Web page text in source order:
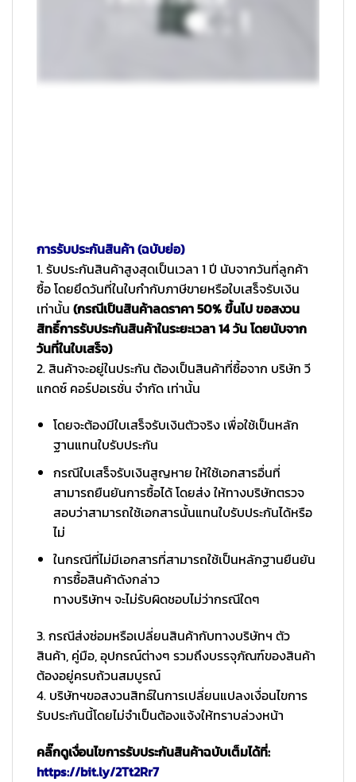
การรับประกันสินค้า (ฉบับย่อ)
1. รับประกันสินค้าสูงสุดเป็นเวลา 1 ปี นับจากวันที่ลูกค้า
ซื้อ โดยยึดวันที่ในใบกำกับภาษีขายหรือใบเสร็จรับเงิน
เท่านั้น (กรณีเป็นสินค้าลดราคา 50% ขึ้นไป ขอสงวน
สิทธิ์การรับประกันสินค้าในระยะเวลา 14 วัน โดยนับจาก
วันที่ในใบเสร็จ)
2. สินค้าจะอยู่ในประกัน ต้องเป็นสินค้าที่ซื้อจาก บริษัท วี
แกดซ์ คอร์ปอเรชั่น จำกัด เท่านั้น
โดยจะต้องมีใบเสร็จรับเงินตัวจริง เพื่อใช้เป็นหลัก
ฐานแทนใบรับประกัน
กรณีใบเสร็จรับเงินสูญหาย ให้ใช้เอกสารอื่นที่
สามารถยืนยันการซื้อได้ โดยส่ง ให้ทางบริษัทตรวจ
สอบว่าสามารถใช้เอกสารนั้นแทนใบรับประกันได้หรือ
ไม่
ในกรณีที่ไม่มีเอกสารที่สามารถใช้เป็นหลักฐานยืนยัน
การซื้อสินค้าดังกล่าว
ทางบริษัทฯ จะไม่รับผิดชอบไม่ว่ากรณีใดๆ
3. กรณีส่งซ่อมหรือเปลี่ยนสินค้ากับทางบริษัทฯ ตัว
สินค้า, คู่มือ, อุปกรณ์ต่างๆ รวมถึงบรรจุภัณฑ์ของสินค้า
ต้องอยู่ครบถ้วนสมบูรณ์
4. บริษัทฯขอสงวนสิทธ์ในการเปลี่ยนแปลงเงื่อนไขการ
รับประกันนี้โดยไม่จำเป็นต้องแจ้งให้ทราบล่วงหน้า
คลิ๊กดูเงื่อนไขการรับประกันสินค้าฉบับเต็มได้ที่:
https://bit.ly/2Tt2Rr7